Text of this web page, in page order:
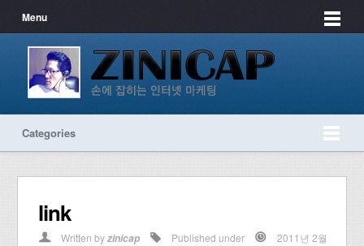
Menu
Categories
link
Written byzinicap Published under
2011년 2월